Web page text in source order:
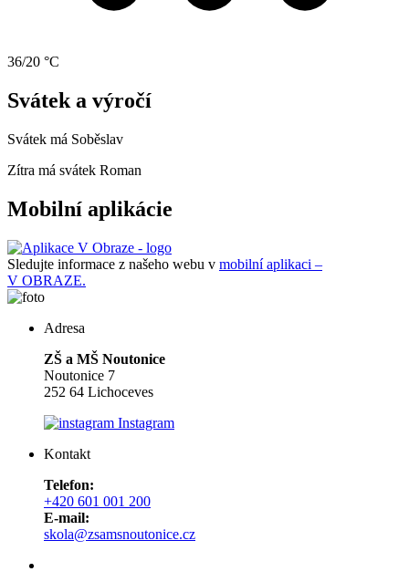
36/20 °C
Svátek a výročí
Svátek má Soběslav
Zítra má svátek Roman
Mobilní aplikácie
Sledujte informace z našeho webu v mobilní aplikaci –
V OBRAZE.
Adresa
ZŠ a MŠ Noutonice
Noutonice 7
252 64 Lichoceves
Instagram
Kontakt
Telefon:
+420 601 001 200
E-mail:
skola@zsamsnoutonice.cz